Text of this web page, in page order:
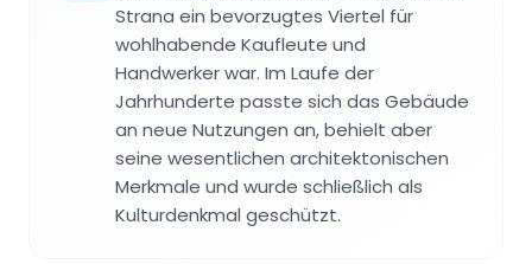
Strana ein bevorzugtes Viertel für
wohlhabende Kaufleute und
Handwerker war. Im Laufe der
Jahrhunderte passte sich das Gebäude
an neue Nutzungen an, behielt aber
seine wesentlichen architektonischen
Merkmale und wurde schließlich als
Kulturdenkmal geschützt.